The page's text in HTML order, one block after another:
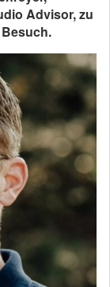
Advisor, zu